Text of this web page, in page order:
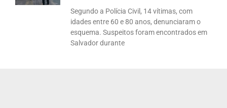
Segundo a Polícia Civil, 14 vítimas, com
idades entre 60 e 80 anos, denunciaram o
esquema. Suspeitos foram encontrados em
Salvador durante